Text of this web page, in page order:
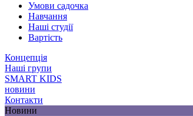
Умови садочка
Навчання
Наші студії
Вартість
Концепція
Наші групи
SMART KIDS
новини
Контакти
Новини